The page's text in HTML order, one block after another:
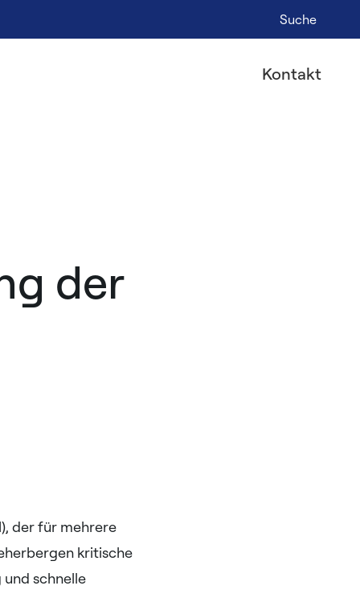
Suche
Kontakt
der
der für mehrere
kritische
schnelle